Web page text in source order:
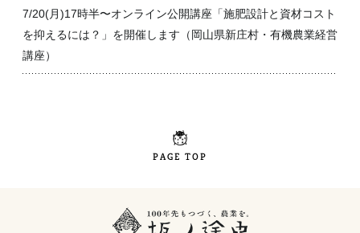
7/20(月)17時半〜オンライン公開講座「施肥設計と資材コスト
を抑えるには？」を開催します（岡山県新庄村・有機農業経営
講座）
PAGE TOP